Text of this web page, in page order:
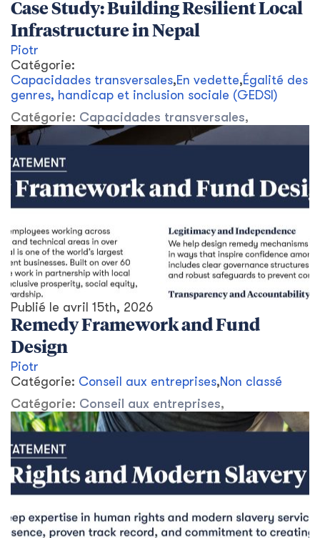
Case Study: Building Resilient Local
Infrastructure in Nepal
Piotr
Catégorie:
Capacidades transversales,En vedette,Égalité des
genres, handicap et inclusion sociale (GEDSI)
Catégorie: Capacidades transversales,
Publié le avril 15th, 2026
Remedy Framework and Fund
Design
Piotr
Catégorie: Conseil aux entreprises,Non classé
Catégorie: Conseil aux entreprises,